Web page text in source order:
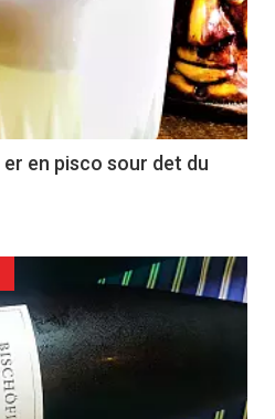
en pisco sour det du